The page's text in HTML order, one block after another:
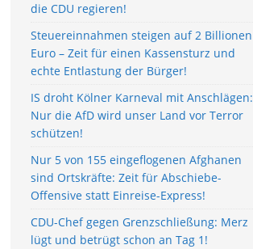
die CDU regieren!
Steuereinnahmen steigen auf 2 Billionen
Euro – Zeit für einen Kassensturz und
echte Entlastung der Bürger!
IS droht Kölner Karneval mit Anschlägen:
Nur die AfD wird unser Land vor Terror
schützen!
Nur 5 von 155 eingeflogenen Afghanen
sind Ortskräfte: Zeit für Abschiebe-
Offensive statt Einreise-Express!
CDU-Chef gegen Grenzschließung: Merz
lügt und betrügt schon an Tag 1!